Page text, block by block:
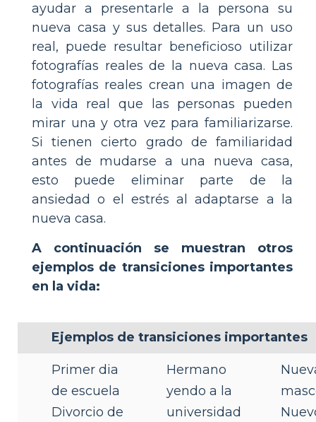
ayudar a presentarle a la persona su
nueva casa y sus detalles. Para un uso
real, puede resultar beneficioso utilizar
fotografías reales de la nueva casa. Las
fotografías reales crean una imagen de
la vida real que las personas pueden
mirar una y otra vez para familiarizarse.
Si tienen cierto grado de familiaridad
antes de mudarse a una nueva casa,
esto puede eliminar parte de la
ansiedad o el estrés al adaptarse a la
nueva casa.
A continuación se muestran otros
ejemplos de transiciones importantes
en la vida:
Ejemplos de transiciones importantes
Primer dia
de escuela
Divorcio de
Hermano
yendo a la
universidad